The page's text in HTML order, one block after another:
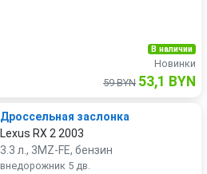
В наличии
Новинки
59 BYN 53,1 BYN
Дроссельная заслонка
Lexus RX 2 2003
3.3 л., 3MZ-FE, бензин
внедорожник 5 дв.